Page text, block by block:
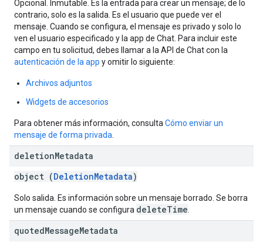
Opcional. Inmutable. Es la entrada para crear un mensaje; de lo
contrario, solo es la salida. Es el usuario que puede ver el
mensaje. Cuando se configura, el mensaje es privado y solo lo
ven el usuario especificado y la app de Chat. Para incluir este
campo en tu solicitud, debes llamar a la API de Chat con la
autenticación de la app y omitir lo siguiente:
Archivos adjuntos
Widgets de accesorios
Para obtener más información, consulta Cómo enviar un
mensaje de forma privada
deletionMetadata
object (DeletionMetadata)
Solo salida. Es información sobre un mensaje borrado. Se borra
un mensaje cuando se configura deleteTime
quotedMessageMetadata